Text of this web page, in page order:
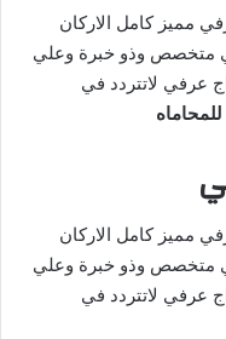
مميز كامل الاركان
متخصص وذو خبرة وعلي
عرفي لاتتردد في
مميز كامل الاركان
متخصص وذو خبرة وعلي
عرفي لاتتردد في